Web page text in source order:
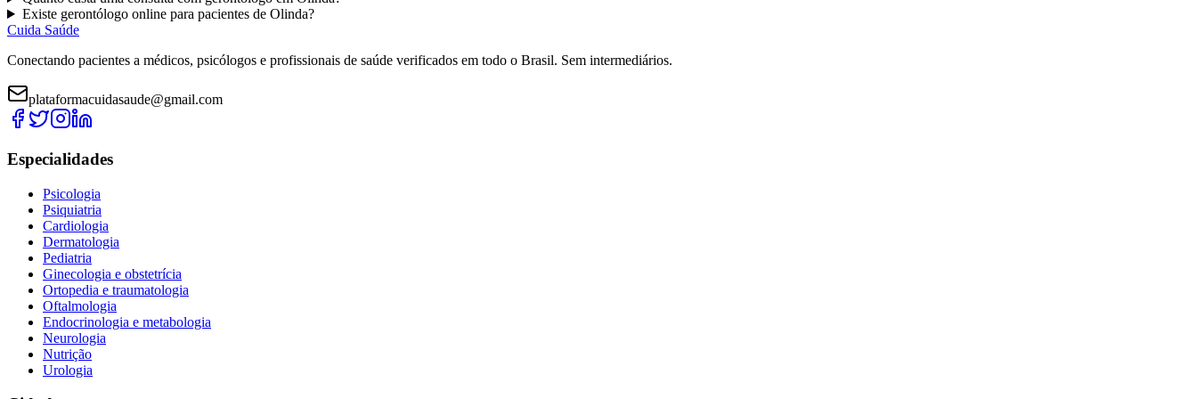
Existe gerontólogoonline para pacientes de Olinda?
Cuida Saúde
Conectando pacientes a médicos, psicólogos e profissionais de saúde verificados em todo o Brasil. Sem intermediários.
plataformacuidasaude@gmail.com
Especialidades
Psicologia
Psiquiatria
Cardiologia
Dermatologia
Pediatria
Ginecologia e obstetrícia
Ortopedia e traumatologia
Oftalmologia
Endocrinologia e metabologia
Neurologia
Nutrição
Urologia